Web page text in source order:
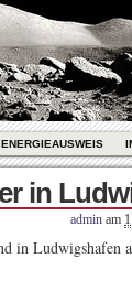
ENERGIEAUSWEIS
in
admin am
in Ludwigshafen